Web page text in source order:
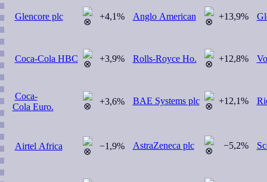
Glencore plc +4,1%
Coca-Cola HBC +3,9%
Coca-
Cola Euro.
+3,6%
Airtel Africa −1,9%
Anglo American +13,9%
Rolls-Royce Ho. +12,8%
BAE Systems plc +12,1%
AstraZeneca plc −5,2%